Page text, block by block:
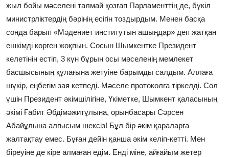
жыл бойы мәселені талмай қозғап Парламенттің де, бүкіл
министрліктердің бәрінің есігін тоздырдым. Менен басқа
сонда барып «Мәдениет институтын ашыңдар» деп жатқан
ешкімді көрген жоқпын. Сосын Шымкентке Президент
келетінін естіп, 3 күн бұрын осы мәселенің мемлекет
басшысының құлағына жетуіне барымды салдым. Аллаға
шүкір, еңбегім зая кетпеді. Мәселе протоколға тіркелді. Сол
үшін Президент әкімшілігіне, Үкіметке, Шымкент қаласының
әкімі Ғабит Әбдімәжитұлына, орынбасары Сәрсен
Абайұлына алғысым шексіз! Бұл бір әкім қараларға
жалтақтау емес. Бұған дейін қанша әкім келіп-кетті. Мен
біреуіне де кіре алмаған едім. Енді міне, айғайым жетер